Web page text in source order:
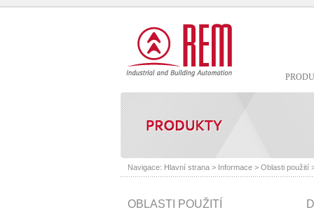
Navigace: Hlavní strana> Informace> Oblasti použití
OBLASTI POUŽITÍ